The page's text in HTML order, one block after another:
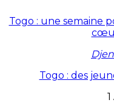
Togo : une semaine
Togo : des